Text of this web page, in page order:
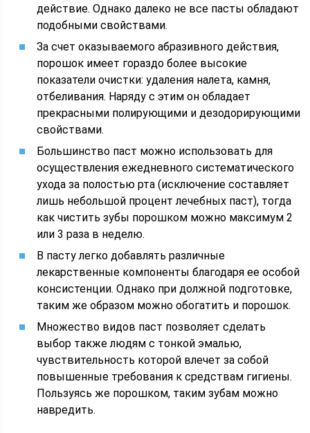
действие. Однако далеко не все пасты обладают
подобными свойствами.
За счет оказываемого абразивного действия,
порошок имеет гораздо более высокие
показатели очистки: удаления налета, камня,
отбеливания. Наряду с этим он обладает
прекрасными полирующими и дезодорирующими
свойствами.
Большинство паст можно использовать для
осуществления ежедневного систематического
ухода за полостью рта (исключение составляет
лишь небольшой процент лечебных паст), тогда
как чистить зубы порошком можно максимум 2
или 3 раза в неделю.
В пасту легко добавлять различные
лекарственные компоненты благодаря ее особой
консистенции. Однако при должной подготовке,
таким же образом можно обогатить и порошок.
Множество видов паст позволяет сделать
выбор также людям с тонкой эмалью,
чувствительность которой влечет за собой
повышенные требования к средствам гигиены.
Пользуясь же порошком, таким зубам можно
навредить.